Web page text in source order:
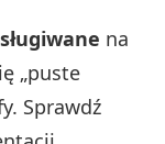
na
„puste
Sprawdź